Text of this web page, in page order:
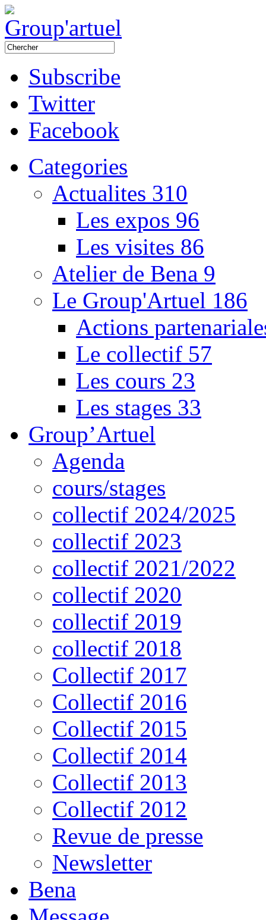
Subscribe
Twitter
Facebook
Categories
Actualites 310
Les expos 96
Les visites 86
Atelier de Bena 9
Le Group'Artuel 186
Actions
Le collectif 57
Les cours 23
Les stages 33
Group’Artuel
Agenda
cours/stages
collectif 2024/2025
collectif 2023
collectif 2021/2022
collectif 2020
collectif 2019
collectif 2018
Collectif 2017
Collectif 2016
Collectif 2015
Collectif 2014
Collectif 2013
Collectif 2012
Revue de presse
Newsletter
Bena